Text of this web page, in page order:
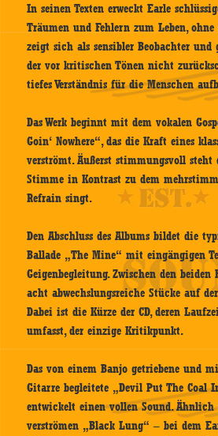
In seinen Texten erweckt Earle
Träumen und Fehlern zum Leben, ohne
zeigt sich als sensibler Beobachter und
der vor kritischen Tönen nicht
tiefes Verständnis für die Menschen
Das Werk beginnt mit dem vokalen
Goin‘ Nowhere“, das die Kraft eines
verströmt. Äußerst stimmungsvoll
Stimme in Kontrast zu dem
Refrain singt.
Den Abschluss des Albums bildet die
Ballade „The Mine“ mit eingängigen
Geigenbegleitung. Zwischen den
acht abwechslungsreiche Stücke auf
Dabei ist die Kürze der CD, deren
umfasst, der einzige Kritikpunkt.
Das von einem Banjo getriebene und
Gitarre begleitete „Devil Put The Coal
entwickelt einen vollen Sound. Ähnlich
verströmen „Black Lung“ – bei dem